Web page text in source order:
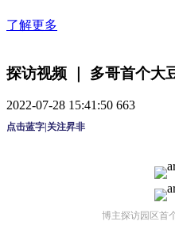
了解更多
探访视频 ｜ 多哥首个大
2022-07-28 15:41:50 663
点击蓝字|关注昇非
博主探访园区首